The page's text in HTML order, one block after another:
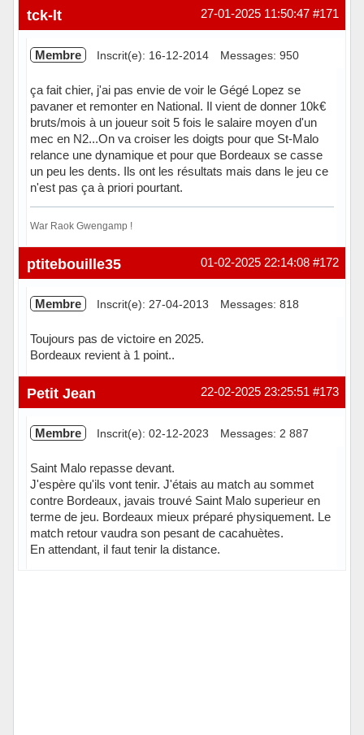
Hors ligne #171
27-01-2025 11:50:47
tck-lt
Membre Inscrit(e): 16-12-2014 Messages: 950
ça fait chier, j'ai pas envie de voir le Gégé Lopez se
pavaner et remonter en National. Il vient de donner 10k€
bruts/mois à un joueur soit 5 fois le salaire moyen d'un
mec en N2...On va croiser les doigts pour que St-Malo
relance une dynamique et pour que Bordeaux se casse
un peu les dents. Ils ont les résultats mais dans le jeu ce
n'est pas ça à priori pourtant.
War Raok Gwengamp !
Hors ligne #172
01-02-2025 22:14:08
ptitebouille35
Membre Inscrit(e): 27-04-2013 Messages: 818
Toujours pas de victoire en 2025.
Bordeaux revient à 1 point..
Hors ligne #173
22-02-2025 23:25:51
Petit Jean
Membre Inscrit(e): 02-12-2023 Messages: 2 887
Saint Malo repasse devant.
J'espère qu'ils vont tenir. J'étais au match au sommet
contre Bordeaux, javais trouvé Saint Malo superieur en
terme de jeu. Bordeaux mieux préparé physiquement. Le
match retour vaudra son pesant de cacahuètes.
En attendant, il faut tenir la distance.